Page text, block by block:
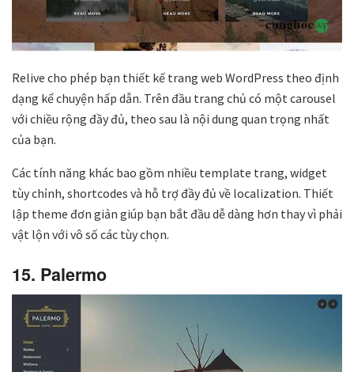
Relive cho phép bạn thiết kế trang web WordPress theo định
dạng kể chuyện hấp dẫn. Trên đầu trang chủ có một carousel
với chiều rộng đầy đủ, theo sau là nội dung quan trọng nhất
của bạn.
Các tính năng khác bao gồm nhiều template trang, widget
tùy chỉnh, shortcodes và hỗ trợ đầy đủ về localization. Thiết
lập theme đơn giản giúp bạn bắt đầu dễ dàng hơn thay vì phải
vật lộn với vô số các tùy chọn.
15. Palermo